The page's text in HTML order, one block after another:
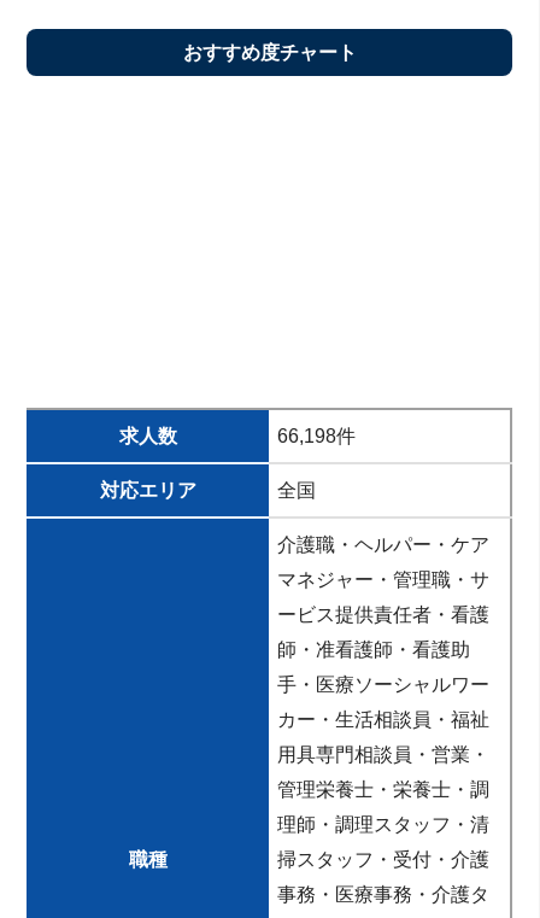
おすすめ度チャート
求人数 66,198件
対応エリア 全国
職種
介護職・ヘルパー・ケア
マネジャー・管理職・サ
ービス提供責任者・看護
師・准看護師・看護助
手・医療ソーシャルワー
カー・生活相談員・福祉
用具専門相談員・営業・
管理栄養士・栄養士・調
理師・調理スタッフ・清
掃スタッフ・受付・介護
事務・医療事務・介護タ